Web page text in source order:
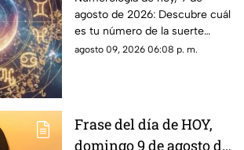
número de la suerte de
este domingo para cada
signo del zodiaco?
agosto de 2026: Descubre cuál
es tu número de la suerte
según tu signo zodiacal.
agosto 09, 2026 06:08 p. m.
Frase del día de HOY,
domingo 9 de agosto de